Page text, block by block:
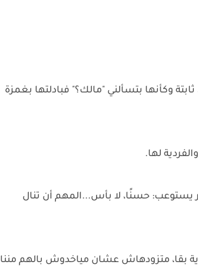
وكأنها بتسألني "مالك؟" فبادلتها بغمزة
لها.
حسنًا، لا بأس...المهم أن تنال
بقا، متزودهاش عشان مياخدوش بالهم مننا